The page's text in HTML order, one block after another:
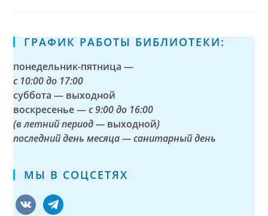
ГРАФИК РАБОТЫ БИБЛИОТЕКИ:
понедельник-пятница —
с 10:00 до 17:00
суббота — выходной
воскресенье —с 9:00 до 16:00
(в летний период — выходной)
последний день месяца — санитарный день
МЫ В СОЦСЕТЯХ
vkontaktetelegram